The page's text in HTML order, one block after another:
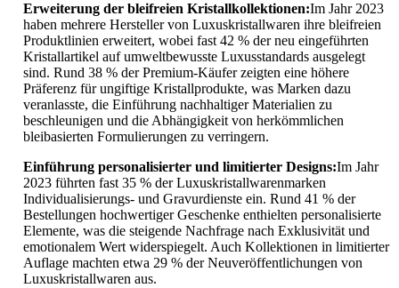
Erweiterung der bleifreien Kristallkollektionen:Im Jahr 2023
haben mehrere Hersteller von Luxuskristallwaren ihre bleifreien
Produktlinien erweitert, wobei fast 42 % der neu eingeführten
Kristallartikel auf umweltbewusste Luxusstandards ausgelegt
sind. Rund 38 % der Premium-Käufer zeigten eine höhere
Präferenz für ungiftige Kristallprodukte, was Marken dazu
veranlasste, die Einführung nachhaltiger Materialien zu
beschleunigen und die Abhängigkeit von herkömmlichen
bleibasierten Formulierungen zu verringern.
Einführung personalisierter und limitierter Designs:Im Jahr
2023 führten fast 35 % der Luxuskristallwarenmarken
Individualisierungs- und Gravurdienste ein. Rund 41 % der
Bestellungen hochwertiger Geschenke enthielten personalisierte
Elemente, was die steigende Nachfrage nach Exklusivität und
emotionalem Wert widerspiegelt. Auch Kollektionen in limitierter
Auflage machten etwa 29 % der Neuveröffentlichungen von
Luxuskristallwaren aus.